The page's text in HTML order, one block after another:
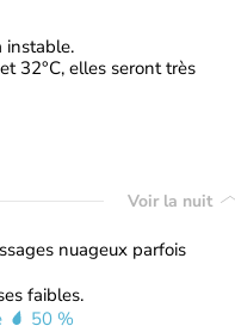
instable.
32°C, elles seront très
Voir la nuit
nuageux parfois
faibles.
50 %